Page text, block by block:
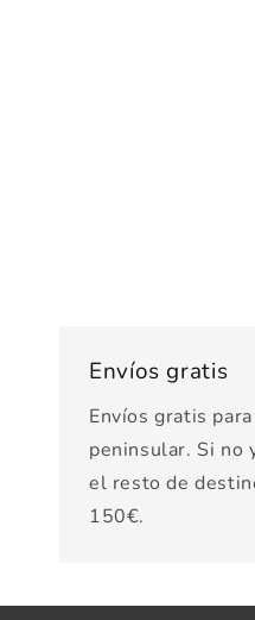
Envíos gratis
Envíos gratis
peninsular. Si no
el resto de
150€.